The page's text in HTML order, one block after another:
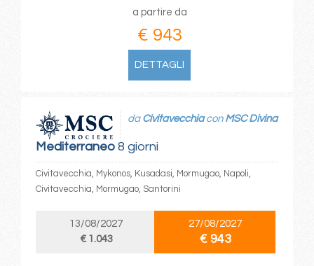
a partire da
€ 943
DETTAGLI
Mediterraneo8 giorni
da Civitavecchiacon MSC Divina
Civitavecchia, Mykonos, Kusadasi, Mormugao, Napoli,
Civitavecchia, Mormugao, Santorini
13/08/2027
€ 1.043
27/08/2027
€ 943